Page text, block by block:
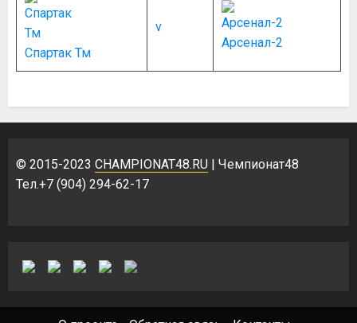
Спартак Тм
v
Арсенал-2
© 2015-2023 CHAMPIONAT48.RU | Чемпионат48
Тел.+7 (904) 294-62-17